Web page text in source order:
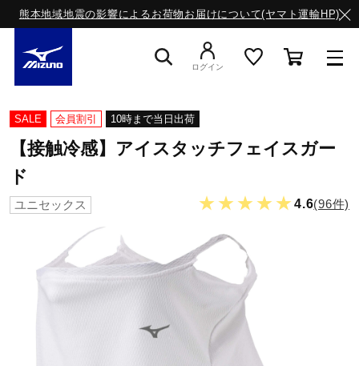
熊本地域地震の影響によるお荷物お届けについて(ヤマト運輸HP)
スニーカー
ランニング
ログイン
SALE 会員割引 10時まで当日出荷
【接触冷感】アイスタッチフェイスガー
ド
ユニセックス ★★★★★4.6(96件)